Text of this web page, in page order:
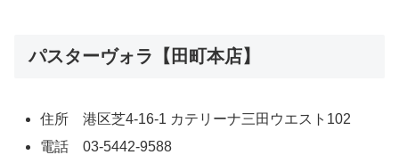
パスターヴォラ【田町本店】
住所 港区芝4-16-1 カテリーナ三田ウエスト102
電話 03-5442-9588